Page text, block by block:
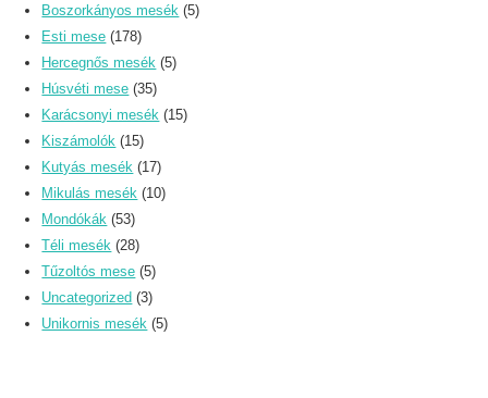
Boszorkányos mesék (5)
Esti mese (178)
Hercegnős mesék (5)
Húsvéti mese (35)
Karácsonyi mesék (15)
Kiszámolók (15)
Kutyás mesék (17)
Mikulás mesék (10)
Mondókák (53)
Téli mesék (28)
Tűzoltós mese (5)
Uncategorized (3)
Unikornis mesék (5)